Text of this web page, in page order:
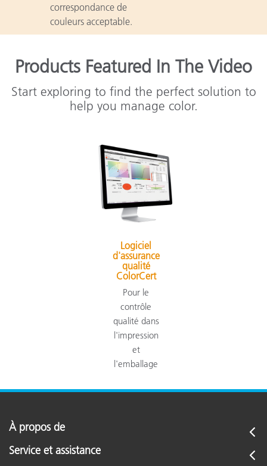
correspondance de
couleurs acceptable.
Products Featured In The Video
Start exploring to find the perfect solution to
help you manage color.
Logiciel
d'assurance
qualité
ColorCert
Pour le
contrôle
qualité dans
l'impression
et
l'emballage
À propos de
Service et assistance